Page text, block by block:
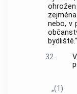
nebo, v
32.
„(1)